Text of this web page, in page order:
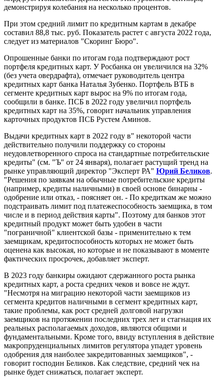
демонстрируя колебания на несколько процентов.
При этом средний лимит по кредитным картам в декабре
составил 88,8 тыс. руб. Показатель растет с августа 2022 года,
следует из материалов "Скоринг Бюро".
Опрошенные банки по итогам года подтверждают рост
портфеля кредитных карт. У Росбанка он увеличился на 32%
(без учета овердрафта), отмечает руководитель центра
кредитных карт банка Наталья Зубенко. Портфель ВТБ в
сегменте кредитных карт вырос на 9% по итогам года,
сообщили в банке. ПСБ в 2022 году увеличил портфель
кредитных карт на 35%, говорит начальник управления
карточных продуктов ПСБ Рустем Аминов.
Выдачи кредитных карт в 2022 году в" некоторой части
действительно получили поддержку со стороны
неудовлетворенного спроса на стандартные потребительские
кредиты" (см. "Ъ" от 24 января), полагает растущий тренд на
рынке управляющий директор "Эксперт РА" Юрий Беликов.
"Решения по заявкам на обычные потребительские кредиты
(например, кредиты наличными) в своей основе бинарны -
одобрение или отказ, - поясняет он. - По кредиткам же можно
подстраивать лимит под платежеспособность заемщика, в том
числе и в период действия карты". Поэтому для банков этот
кредитный продукт может быть удобен в части
"пограничной" клиентской базы - применительно к тем
заемщикам, кредитоспособность которых не может быть
оценена как высокая, но которые и не показывают в моменте
фактических просрочек, добавляет эксперт.
В 2023 году банкиры ожидают сдержанного роста рынка
кредитных карт, а роста средних чеков и вовсе не ждут.
"Несмотря на миграцию некоторой части заемщиков из
сегмента кредитов наличными в сегмент кредитных карт,
такие проблемы, как рост средней долговой нагрузки
заемщиков на протяжении последних трех лет и стагнация их
реальных располагаемых доходов, являются общими и
фундаментальными. Кроме того, ввиду вступления в действие
макропруденциальных лимитов регулятора упадет уровень
одобрения для наиболее закредитованных заемщиков", -
говорит господин Беликов. Как следствие, средний чек на
рынке будет снижаться, полагает эксперт.